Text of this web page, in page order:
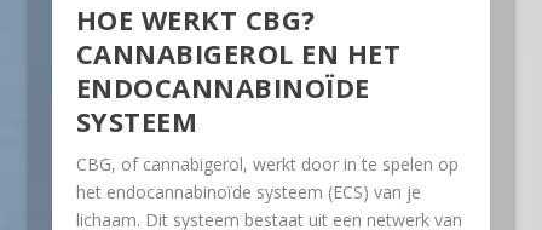
HOE WERKT CBG?
CANNABIGEROL EN HET
ENDOCANNABINOÏDE
SYSTEEM
CBG, of cannabigerol, werkt door in te spelen op
het endocannabinoïde systeem (ECS) van je
lichaam. Dit systeem bestaat uit een netwerk van